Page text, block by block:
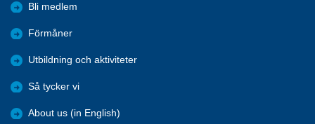
Bli medlem
Förmåner
Utbildning och aktiviteter
Så tycker vi
About us (in English)